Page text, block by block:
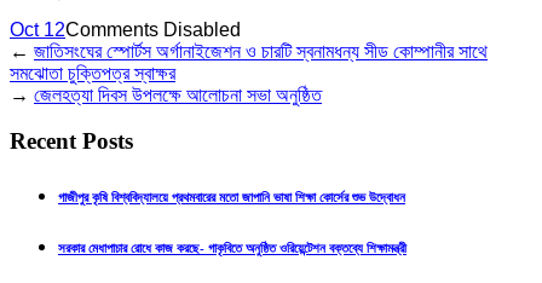
Oct 12Comments Disabled
← জাতিসংঘের স্পোর্টস অর্গানাইজেশন ও চারটি স্বনামধন্য সীড কোম্পানীর সাথে
সমঝোতা চুক্তিপত্র স্বাক্ষর
→ জেলহত্যা দিবস উপলক্ষে আলোচনা সভা অনুষ্ঠিত
Recent Posts
গাজীপুর কৃষি বিশ্ববিদ্যালয়ে প্রথমবারের মতো জাপানি ভাষা শিক্ষা কোর্সের শুভ উদ্বোধন
সরকার মেধাপাচার রোধে কাজ করছে- গাকৃবিতে অনুষ্ঠিত ওরিয়েন্টেশন বক্তব্যে শিক্ষামন্ত্রী